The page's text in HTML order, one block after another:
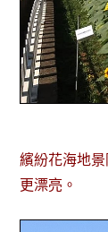
繽紛花海地
更漂亮。